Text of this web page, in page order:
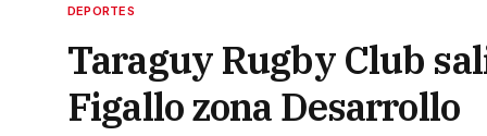
DEPORTES
Taraguy Rugby Club
Figallo zona Desarrollo